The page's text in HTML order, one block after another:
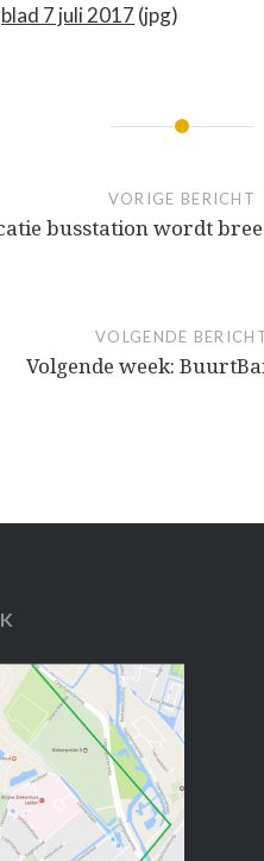
7 juli 2017 (jpg)
VORIGE BERICHT
busstation wordt
VOLGENDE
Volgende week: